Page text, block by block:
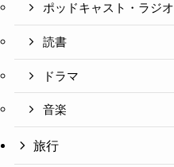
ポッドキャスト・ラジオ
読書
ドラマ
音楽
旅行